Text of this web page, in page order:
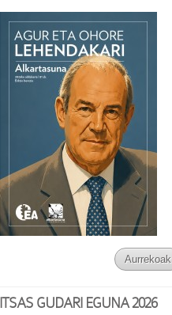
Aurrekoak
ITSAS GUDARI EGUNA 2026